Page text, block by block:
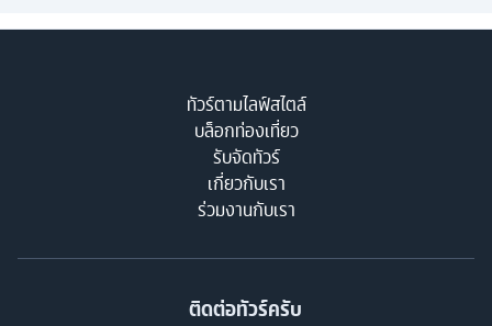
ทัวร์ตามไลฟ์สไตล์
บล็อกท่องเที่ยว
รับจัดทัวร์
เกี่ยวกับเรา
ร่วมงานกับเรา
ติดต่อทัวร์ครับ